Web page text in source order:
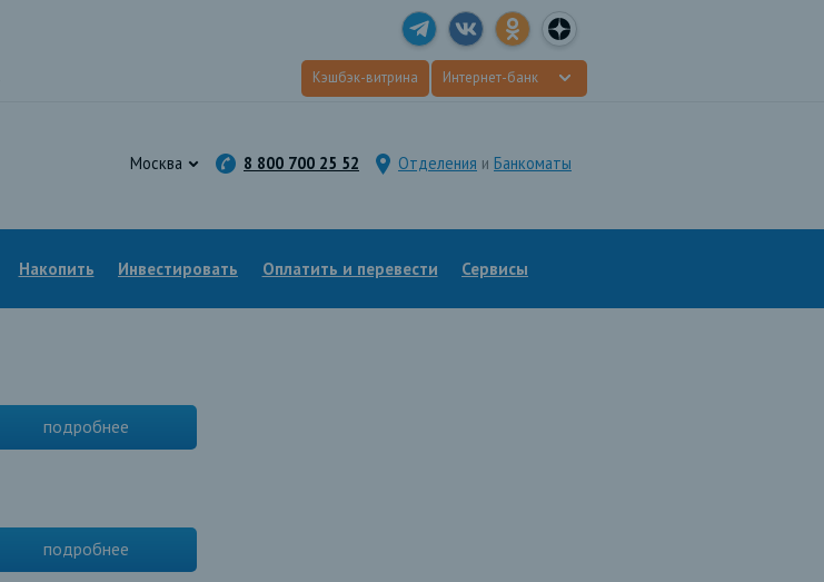
Кэшбэк-витрина Интернет-банк
Москва 8 800 700 25 52 Отделения и Банкоматы
Накопить Инвестировать Оплатить и перевести Сервисы
подробнее
подробнее